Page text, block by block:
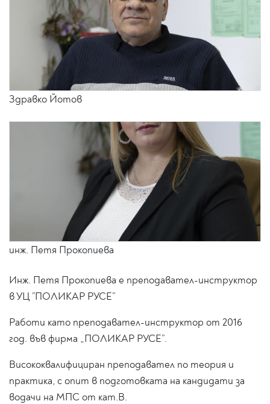
Здравко Йотов
инж. Петя Прокопиева
Инж. Петя Прокопиева е преподавател-инструктор
в УЦ ”ПОЛИКАР РУСЕ”
Работи като преподавател-инструктор от 2016
год. във фирма „ПОЛИКАР РУСЕ”.
Висококвалифициран преподавател по теория и
практика, с опит в подготовката на кандидати за
водачи на МПС от кат.В.